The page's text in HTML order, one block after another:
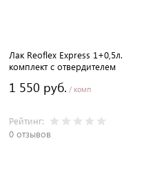
Лак Reoflex Express 1+0,5л.
комплект с отвердителем
1 550 руб. / комп
Рейтинг:
0 отзывов